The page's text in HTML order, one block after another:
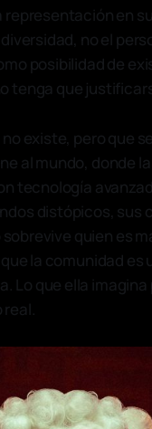
en
no el
posibilidad de
tenga que
existe, pero que
al mundo, donde
tecnología
distópicos, sus
quien es
la comunidad es
Lo que ella imagina
real.